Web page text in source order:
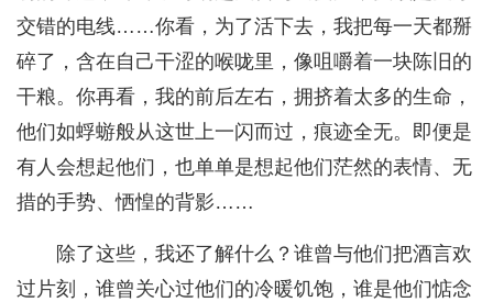
交错的电线……你看，为了活下去，我把每一天都掰
碎了，含在自己干涩的喉咙里，像咀嚼着一块陈旧的
干粮。你再看，我的前后左右，拥挤着太多的生命，
他们如蜉蝣般从这世上一闪而过，痕迹全无。即便是
有人会想起他们，也单单是想起他们茫然的表情、无
措的手势、恓惶的背影……
除了这些，我还了解什么？谁曾与他们把酒言欢
过片刻，谁曾关心过他们的冷暖饥饱，谁是他们惦念